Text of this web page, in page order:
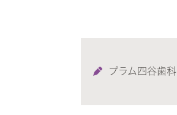
プラム四谷歯科